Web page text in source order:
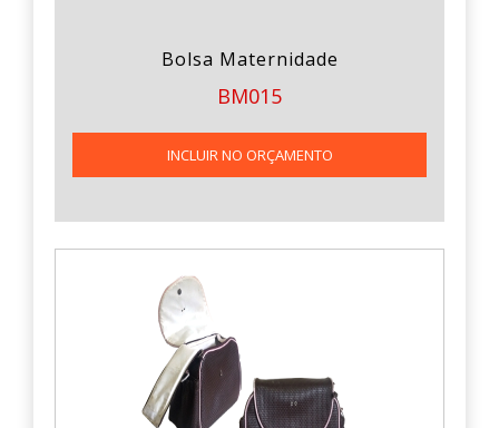
Bolsa Maternidade
BM015
INCLUIR NO ORÇAMENTO